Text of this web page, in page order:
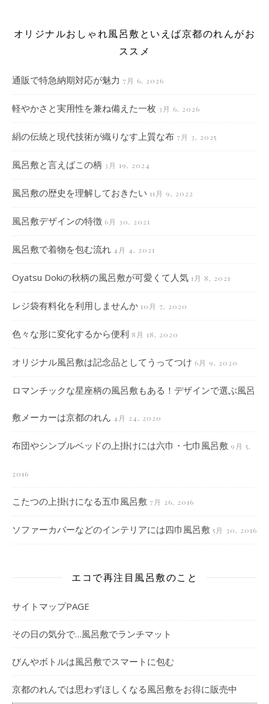
オリジナルおしゃれ風呂敷といえば京都のれんがお
ススメ
通販で特急納期対応が魅力 7月 6, 2026
軽やかさと実用性を兼ね備えた一枚 3月 6, 2026
絹の伝統と現代技術が織りなす上質な布 7月 3, 2025
風呂敷と言えばこの柄 3月 19, 2024
風呂敷の歴史を理解しておきたい 11月 9, 2022
風呂敷デザインの特徴 6月 30, 2021
風呂敷で着物を包む流れ 4月 4, 2021
Oyatsu Dokiの秋柄の風呂敷が可愛くて人気 1月 8, 2021
レジ袋有料化を利用しませんか 10月 7, 2020
色々な形に変化するから便利 8月 18, 2020
オリジナル風呂敷は記念品としてうってつけ 6月 9, 2020
ロマンチックな星座柄の風呂敷もある！デザインで選ぶ風呂
敷メーカーは京都のれん 4月 24, 2020
布団やシンブルベッドの上掛けには六巾・七巾風呂敷 9月 5,
2016
こたつの上掛けになる五巾風呂敷 7月 26, 2016
ソファーカバーなどのインテリアには四巾風呂敷 5月 30, 2016
エコで再注目風呂敷のこと
サイトマップPAGE
その日の気分で…風呂敷でランチマット
びんやボトルは風呂敷でスマートに包む
京都のれんでは思わずほしくなる風呂敷をお得に販売中